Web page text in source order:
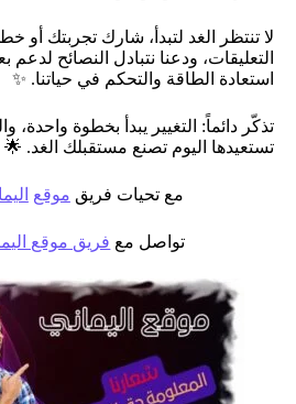
لا تنتظر الغد لتبدأ، شارك تجربتك أو
التعليقات، ودعنا نتبادل النصائح
استعادة الطاقة والتحكم في حياتنا. ✨
تذكّر دائماً: التغيير يبدأ بخطوة واحدة،
تستعيدها اليوم تصنع مستقبلك الغد. 🌟
مع تحيات فريق موقع
تواصل مع فريق موقع